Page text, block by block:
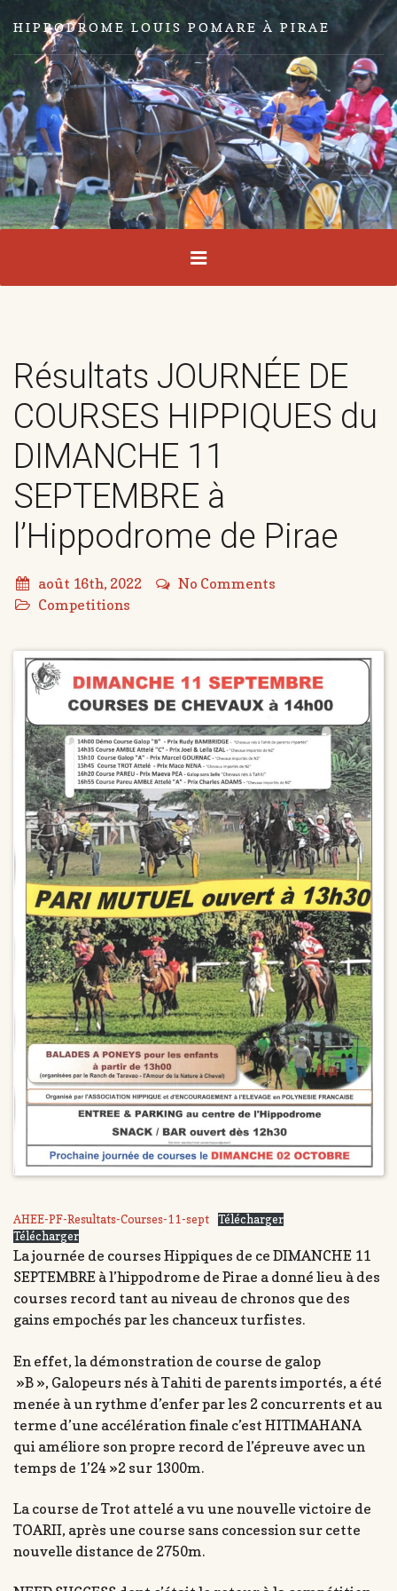
HIPPODROME LOUIS POMARE À PIRAE
Résultats JOURNÉE DE
COURSES HIPPIQUES du
DIMANCHE 11
SEPTEMBRE à
l’Hippodrome de Pirae
août 16th, 2022
No Comments
Competitions
AHEE-PF-Resultats-Courses-11-sept
Télécharger
Télécharger
La journée de courses Hippiques de ce DIMANCHE 11
SEPTEMBRE à l’hippodrome de Pirae a donné lieu à des
courses record tant au niveau de chronos que des
gains empochés par les chanceux turfistes.
En effet, la démonstration de course de galop
»B », Galopeurs nés à Tahiti de parents importés, a été
menée à un rythme d’enfer par les 2 concurrents et au
terme d’une accélération finale c’est HITIMAHANA
qui améliore son propre record de l’épreuve avec un
temps de 1’24 »2 sur 1300m.
La course de Trot attelé a vu une nouvelle victoire de
TOARII, après une course sans concession sur cette
nouvelle distance de 2750m.